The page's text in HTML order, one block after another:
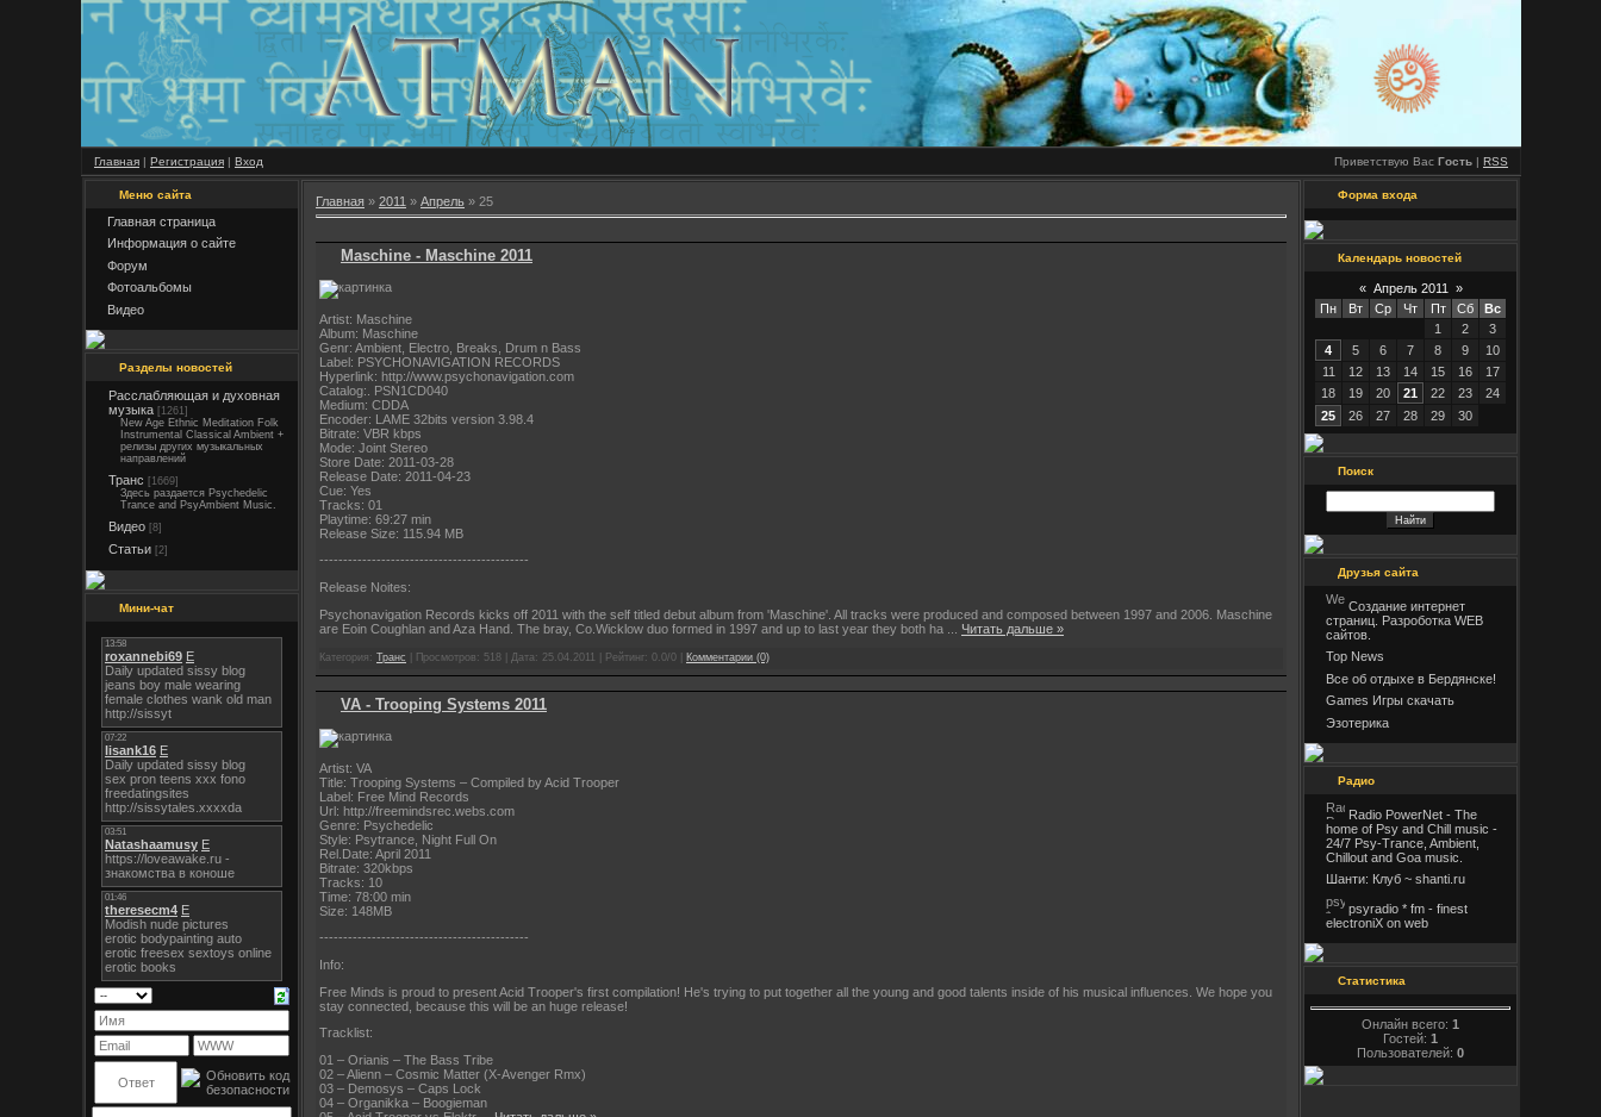
Главная | Регистрация | Вход Приветствую Вас Гость | RSS
Меню сайта
Главная страница
Информация о сайте
Форум
Фотоальбомы
Видео
Разделы новостей
Расслабляющая и духовная
музыка [1261]
New Age Ethnic Meditation Folk
Instrumental Classical Ambient +
релизы других музыкальных
направлений
Транс [1669]
Здесь раздается Psychedelic
Trance and PsyAmbient Music.
Видео [8]
Статьи [2]
Мини-чат
Главная » 2011 » Апрель » 25
Maschine - Maschine 2011
Artist: Maschine
Album: Maschine
Genr: Ambient, Electro, Breaks, Drum n Bass
Label: PSYCHONAVIGATION RECORDS
Hyperlink: http://www.psychonavigation.com
Catalog:. PSN1CD040
Medium: CDDA
Encoder: LAME 32bits version 3.98.4
Bitrate: VBR kbps
Mode: Joint Stereo
Store Date: 2011-03-28
Release Date: 2011-04-23
Cue: Yes
Tracks: 01
Playtime: 69:27 min
Release Size: 115.94 MB
--------------------------------------------
Release Noites:
Psychonavigation Records kicks off 2011 with the self titled debut album from 'Maschine'. All tracks were produced and composed between 1997 and 2006. Maschine
are Eoin Coughlan and Aza Hand. The bray, Co.Wicklow duo formed in 1997 and up to last year they both ha
Читать дальше »
Категория: Транс | Просмотров: 518 | Дата: 25.04.2011 | Рейтинг: 0.0/0 | Комментарии (0)
VA - Trooping Systems 2011
Artist: VA
Title: Trooping Systems – Compiled by Acid Trooper
Label: Free Mind Records
Url: http://freemindsrec.webs.com
Genre: Psychedelic
Style: Psytrance, Night Full On
Rel.Date: April 2011
Bitrate: 320kbps
Tracks: 10
Time: 78:00 min
Size: 148MB
--------------------------------------------
Info:
Free Minds is proud to present Acid Trooper's first compilation! He's trying to put together all the young and good talents inside of his musical influences. We hope you
stay connected, because this will be an huge release!
Tracklist:
01 – Orianis – The Bass Tribe
02 – Alienn – Cosmic Matter (X-Avenger Rmx)
03 – Demosys – Caps Lock
04 – Organikka – Boogieman
Форма входа
Календарь новостей
« Апрель 2011
»
Пн
Вт Ср Чт Пт Сб
Вс
1
2
3
4
5 6 7 8 9
10
11
12 13 14 15 16
17
18
19 20 21 22 23
24
25
26 27 28 29 30
Поиск
Друзья сайта
Создание интернет
страниц. Разроботка WEB
сайтов.
Top News
Все об отдыхе в Бердянске!
Games Игры скачать
Эзотерика
Радио
Radio PowerNet - The
home of Psy and Chill music -
24/7 Psy-Trance, Ambient,
Chillout and Goa music.
Шанти: Клуб ~ shanti.ru
psyradio * fm - finest
electroniX on web
Статистика
Онлайн всего: 1
Гостей: 1
Пользователей: 0